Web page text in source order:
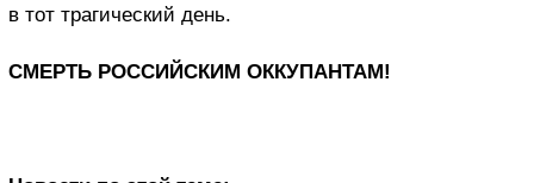
в тот трагический день.
СМЕРТЬ РОССИЙСКИМ ОККУПАНТАМ!